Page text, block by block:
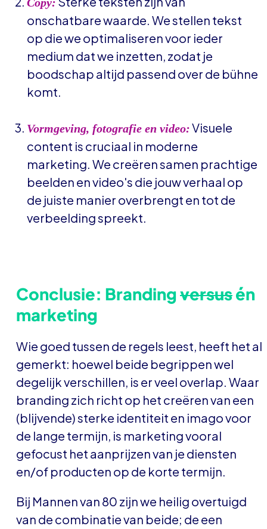
onschatbare waarde. We stellen tekst
op die we optimaliseren voor ieder
medium dat we inzetten, zodat je
boodschap altijd passend over de bühne
komt.
Vormgeving, fotografie en video:Visuele
content is cruciaal in moderne
marketing. We creëren samen prachtige
beelden en video's die jouw verhaal op
de juiste manier overbrengt en tot de
verbeelding spreekt.
Conclusie: Brandingversusén
marketing
Wie goed tussen de regels leest, heeft het al
gemerkt: hoewel beide begrippen wel
degelijk verschillen, is er veel overlap. Waar
branding zich richt op het creëren van een
(blijvende) sterke identiteit en imago voor
de lange termijn, is marketing vooral
gefocust het aanprijzen van je diensten
en/of producten op de korte termijn.
Bij Mannen van 80 zijn we heilig overtuigd
van de combinatie van beide; de een